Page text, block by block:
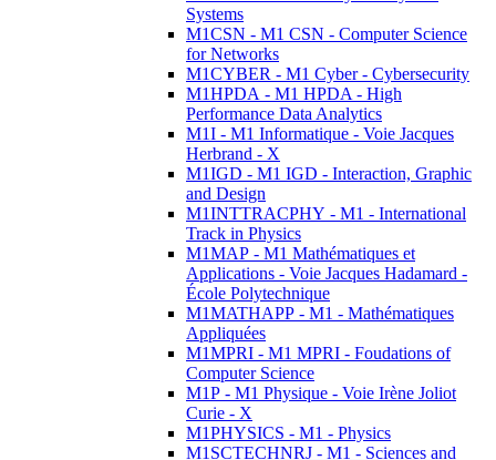
Systems
M1CSN - M1 CSN - Computer Science
for Networks
M1CYBER - M1 Cyber - Cybersecurity
M1HPDA - M1 HPDA - High
Performance Data Analytics
M1I - M1 Informatique - Voie Jacques
Herbrand - X
M1IGD - M1 IGD - Interaction, Graphic
and Design
M1INTTRACPHY - M1 - International
Track in Physics
M1MAP - M1 Mathématiques et
Applications - Voie Jacques Hadamard -
École Polytechnique
M1MATHAPP - M1 - Mathématiques
Appliquées
M1MPRI - M1 MPRI - Foudations of
Computer Science
M1P - M1 Physique - Voie Irène Joliot
Curie - X
M1PHYSICS - M1 - Physics
M1SCTECHNRJ - M1 - Sciences and